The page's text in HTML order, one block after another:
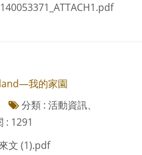
我的家園
分類 : 活動資訊、
: 1291
文 (1).pdf